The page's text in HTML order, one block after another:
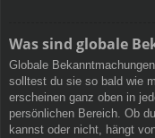
Was sind globale
Globale
solltest du sie so bald wie
erscheinen ganz oben in
persönlichen Bereich. Ob
kannst oder nicht, hängt